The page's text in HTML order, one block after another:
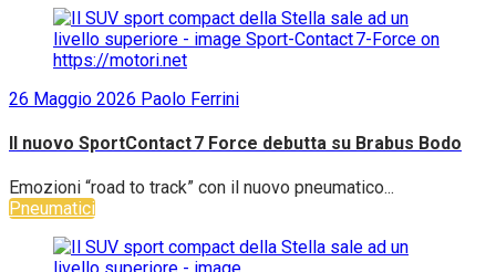
26 Maggio 2026 Paolo Ferrini
Il nuovo SportContact 7 Force debutta su Brabus Bodo
Emozioni “road to track” con il nuovo pneumatico...
Pneumatici